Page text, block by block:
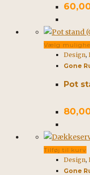
Vælg
Design,
Gone
Pot
Tilføj til kurv
Design,
Gone